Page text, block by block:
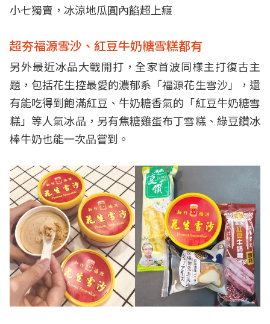
小七獨賣，冰涼地瓜圓內餡超上癮
超夯福源雪沙、紅豆牛奶糖雪糕都有
另外最近冰品大戰開打，全家首波同樣主打復古主
題，包括花生控最愛的濃郁系「福源花生雪沙」，還
有能吃得到飽滿紅豆、牛奶糖香氣的「紅豆牛奶糖雪
糕」等人氣冰品，另有焦糖雞蛋布丁雪糕、綠豆鑽冰
棒牛奶也能一次品嘗到。